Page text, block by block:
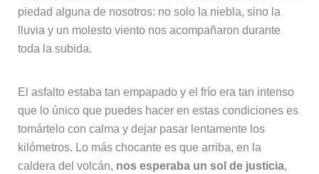
piedad alguna de nosotros: no solo la niebla, sino la
lluvia y un molesto viento nos acompañaron durante
toda la subida.
El asfalto estaba tan empapado y el frío era tan intenso
que lo único que puedes hacer en estas condiciones es
tomártelo con calma y dejar pasar lentamente los
kilómetros. Lo más chocante es que arriba, en la
caldera del volcán, nos esperaba un sol de justicia,